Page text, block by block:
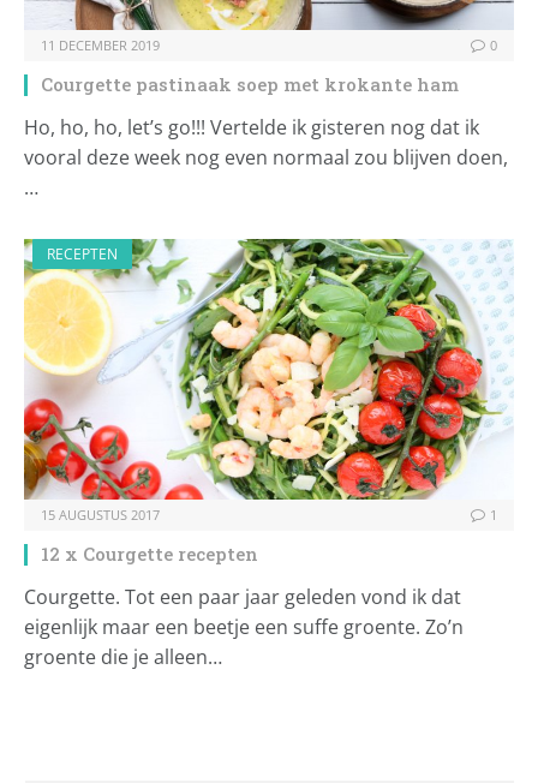
11 DECEMBER 2019 0
Courgette pastinaak soep met krokante ham
Ho, ho, ho, let’s go!!! Vertelde ik gisteren nog dat ik
vooral deze week nog even normaal zou blijven doen,
…
RECEPTEN
15 AUGUSTUS 2017 1
12 x Courgette recepten
Courgette. Tot een paar jaar geleden vond ik dat
eigenlijk maar een beetje een suffe groente. Zo’n
groente die je alleen…